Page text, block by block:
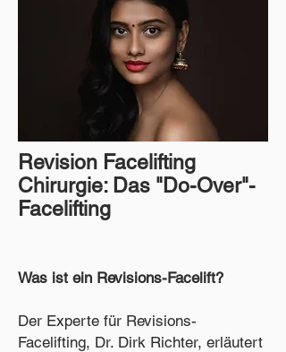
Revision Facelifting
Chirurgie: Das "Do-Over"-
Facelifting
Was ist ein Revisions-Facelift?
Der Experte für Revisions-
Facelifting, Dr. Dirk Richter, erläutert